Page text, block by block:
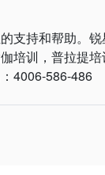
支持和帮助。锐
培训，普拉提
4006-586-486